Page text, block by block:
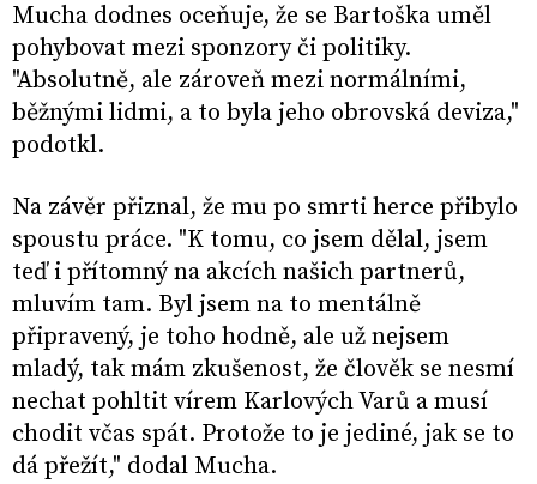
Mucha dodnes oceňuje, že se Bartoška uměl
pohybovat mezi sponzory či politiky.
"Absolutně, ale zároveň mezi normálními,
běžnými lidmi, a to byla jeho obrovská deviza,"
podotkl.
Na závěr přiznal, že mu po smrti herce přibylo
spoustu práce. "K tomu, co jsem dělal, jsem
teď i přítomný na akcích našich partnerů,
mluvím tam. Byl jsem na to mentálně
připravený, je toho hodně, ale už nejsem
mladý, tak mám zkušenost, že člověk se nesmí
nechat pohltit vírem Karlových Varů a musí
chodit včas spát. Protože to je jediné, jak se to
dá přežít," dodal Mucha.